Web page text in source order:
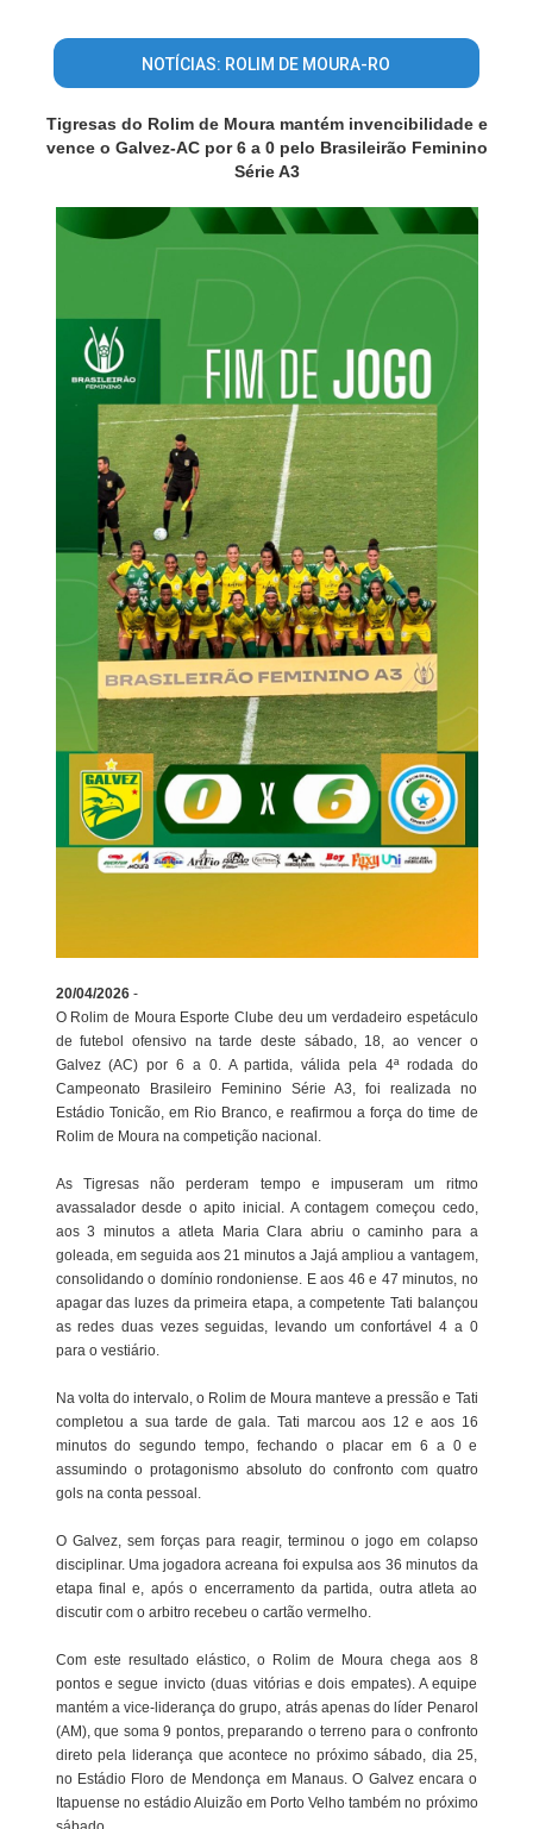
NOTÍCIAS: ROLIM DE MOURA-RO
Tigresas do Rolim de Moura mantém invencibilidade e
vence o Galvez-AC por 6 a 0 pelo Brasileirão Feminino
Série A3
20/04/2026 -
O Rolim de Moura Esporte Clube deu um verdadeiro espetáculo
de futebol ofensivo na tarde deste sábado, 18, ao vencer o
Galvez (AC) por 6 a 0. A partida, válida pela 4ª rodada do
Campeonato Brasileiro Feminino Série A3, foi realizada no
Estádio Tonicão, em Rio Branco, e reafirmou a força do time de
Rolim de Moura na competição nacional.
As Tigresas não perderam tempo e impuseram um ritmo
avassalador desde o apito inicial. A contagem começou cedo,
aos 3 minutos a atleta Maria Clara abriu o caminho para a
goleada, em seguida aos 21 minutos a Jajá ampliou a vantagem,
consolidando o domínio rondoniense. E aos 46 e 47 minutos, no
apagar das luzes da primeira etapa, a competente Tati balançou
as redes duas vezes seguidas, levando um confortável 4 a 0
para o vestiário.
Na volta do intervalo, o Rolim de Moura manteve a pressão e Tati
completou a sua tarde de gala. Tati marcou aos 12 e aos 16
minutos do segundo tempo, fechando o placar em 6 a 0 e
assumindo o protagonismo absoluto do confronto com quatro
gols na conta pessoal.
O Galvez, sem forças para reagir, terminou o jogo em colapso
disciplinar. Uma jogadora acreana foi expulsa aos 36 minutos da
etapa final e, após o encerramento da partida, outra atleta ao
discutir com o arbitro recebeu o cartão vermelho.
Com este resultado elástico, o Rolim de Moura chega aos 8
pontos e segue invicto (duas vitórias e dois empates). A equipe
mantém a vice-liderança do grupo, atrás apenas do líder Penarol
(AM), que soma 9 pontos, preparando o terreno para o confronto
direto pela liderança que acontece no próximo sábado, dia 25,
no Estádio Floro de Mendonça em Manaus. O Galvez encara o
Itapuense no estádio Aluizão em Porto Velho também no próximo